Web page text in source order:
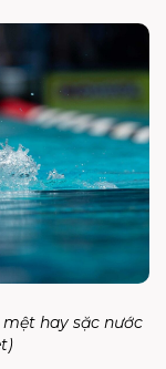
hay sặc nước